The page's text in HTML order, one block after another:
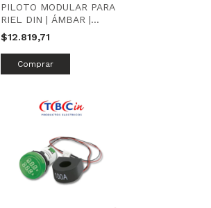
PILOTO MODULAR PARA
RIEL DIN | ÁMBAR |
TBCIN
$12.819,71